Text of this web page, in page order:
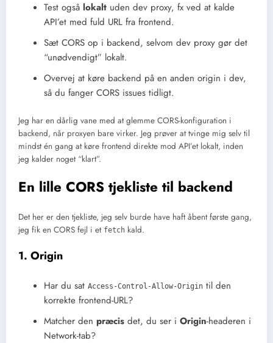
Test også lokalt uden dev proxy, fx ved at kalde
API’et med fuld URL fra frontend.
Sæt CORS op i backend, selvom dev proxy gør det
“unødvendigt” lokalt.
Overvej at køre backend på en anden origin i dev,
så du fanger CORS issues tidligt.
Jeg har en dårlig vane med at glemme CORS-konfiguration i
backend, når proxyen bare virker. Jeg prøver at tvinge mig selv til
mindst én gang at køre frontend direkte mod API’et lokalt, inden
jeg kalder noget “klart”.
En lille CORS tjekliste til backend
Det her er den tjekliste, jeg selv burde have haft åbent første gang,
jeg fik en CORS fejl i et fetch kald.
1. Origin
Har du sat Access-Control-Allow-Origin til den
korrekte frontend-URL?
Matcher den præcis det, du ser i Origin-headeren i
Network-tab?